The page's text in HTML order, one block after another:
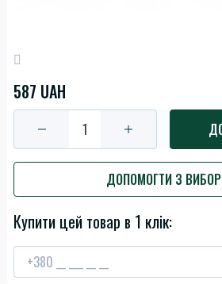
587 UAH
ДОПОМОГТИ З
Купити цей товар в 1 клік: